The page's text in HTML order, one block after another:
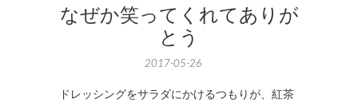
なぜか笑ってくれてありが
とう
2017-05-26
ドレッシングをサラダにかけるつもりが、紅茶